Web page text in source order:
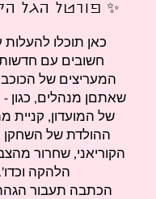
✨ פורטל הגל
כאן תוכלו להעלות
חשובים עם חדשות
המעריצים של הכוכב
שאתםן מנהלים, כגון -
של המועדון, קניית
ההולדת של השחקן
הקוריאני, שחרור
הלהקה וכדו'.
הכתבה תעבור